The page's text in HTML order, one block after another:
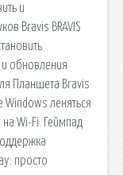
и
Bravis BRAVIS
и обновления
Планшета Bravis
Windows леняться
Wi-Fi. Геймпад
просто